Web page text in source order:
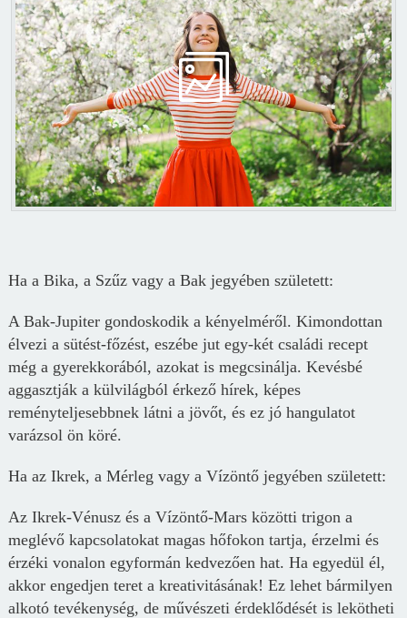
Ha a Bika, a Szűz vagy a Bak jegyében született:
A Bak-Jupiter gondoskodik a kényelméről. Kimondottan
élvezi a sütést-főzést, eszébe jut egy-két családi recept
még a gyerekkorából, azokat is megcsinálja. Kevésbé
aggasztják a külvilágból érkező hírek, képes
reményteljesebbnek látni a jövőt, és ez jó hangulatot
varázsol ön köré.
Ha az Ikrek, a Mérleg vagy a Vízöntő jegyében született:
Az Ikrek-Vénusz és a Vízöntő-Mars közötti trigon a
meglévő kapcsolatokat magas hőfokon tartja, érzelmi és
érzéki vonalon egyformán kedvezően hat. Ha egyedül él,
akkor engedjen teret a kreativitásának! Ez lehet bármilyen
alkotó tevékenység, de művészeti érdeklődését is lekötheti